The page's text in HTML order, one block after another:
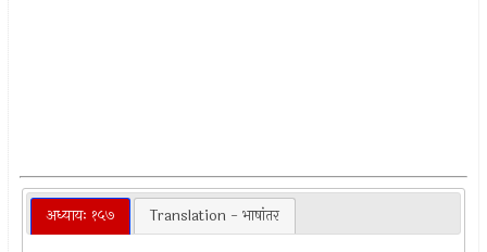
अध्यायः १५७ Translation - भाषांतर